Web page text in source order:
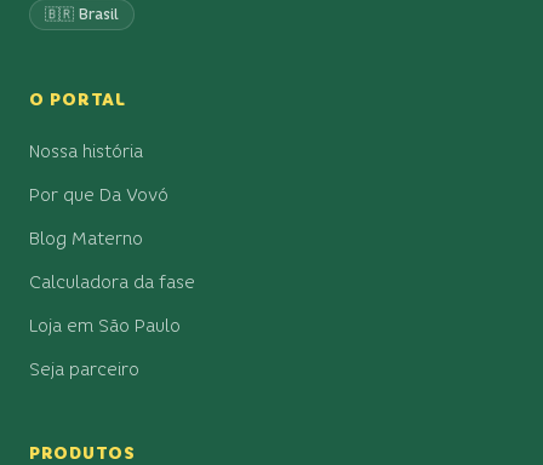
🇧🇷 Brasil
O PORTAL
Nossa história
Por que Da Vovó
Blog Materno
Calculadora da fase
Loja em São Paulo
Seja parceiro
PRODUTOS